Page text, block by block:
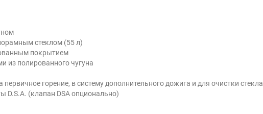
стеклом (55 л)
покрытием
из полированного чугуна
горение, в систему дополнительного дожига и для очистки стекла
D.S.A. (клапан DSA опционально)